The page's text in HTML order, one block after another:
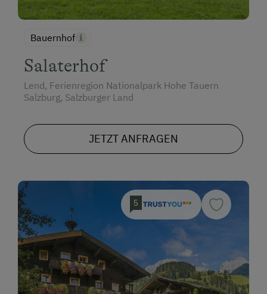
Bauernhof
Salaterhof
Lend, Ferienregion Nationalpark Hohe Tauern
Salzburg, Salzburger Land
JETZT ANFRAGEN
5